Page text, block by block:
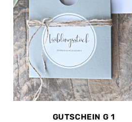
GUTSCHEIN G 1